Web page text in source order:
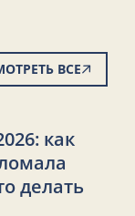
ВСЕ
как
делать